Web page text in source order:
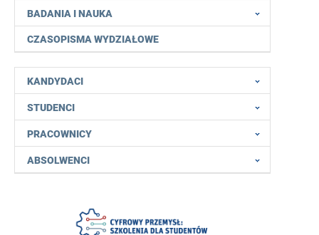
BADANIA I NAUKA
CZASOPISMA WYDZIAŁOWE
KANDYDACI
STUDENCI
PRACOWNICY
ABSOLWENCI